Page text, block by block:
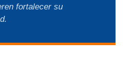
fortalecer su